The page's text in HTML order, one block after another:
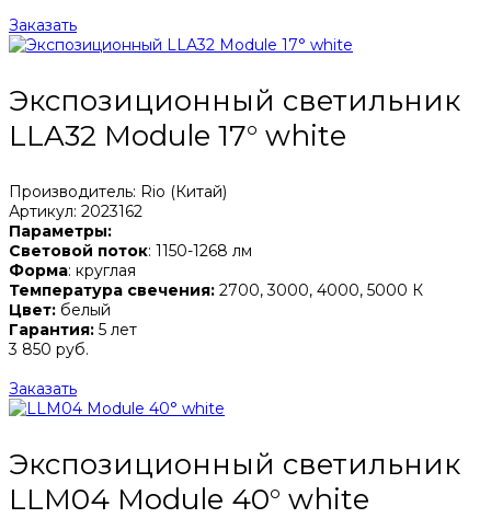
Заказать
Экспозиционный светильник
LLA32 Module 17° white
Производитель: Rio (Китай)
Артикул: 2023162
Параметры:
Световой поток: 1150-1268 лм
Форма: круглая
Температура свечения: 2700, 3000, 4000, 5000 К
Цвет: белый
Гарантия: 5 лет
3 850 руб.
Заказать
Экспозиционный светильник
LLM04 Module 40° white